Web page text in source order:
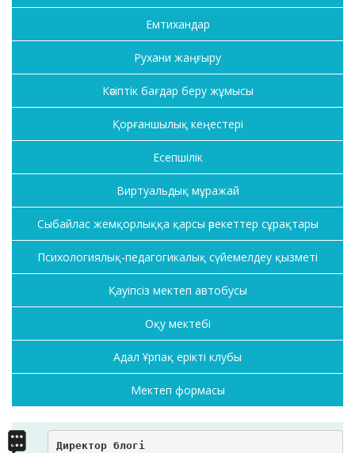
Емтихандар
Рухани жаңғыру
Кәсіптік бағдар беру жұмысы
Қорғаншылық кеңестері
Есепшілік
Виртуальдық мұражай
Сыбайлас жемқорлыққа қарсы әрекеттер сұрақтары
Психологиялық-педагогикалық сүйемелдеу қызметі
Қауіпсіз мектеп автобусы
Оқу мектебі
Адал Ұрпақ ерікті клубы
Мектеп формасы
Директор блогі